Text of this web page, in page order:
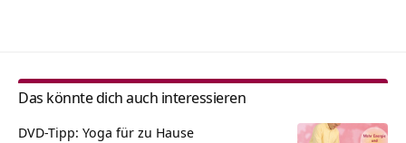
Das könnte dich auch interessieren
DVD-Tipp: Yoga für zu Hause